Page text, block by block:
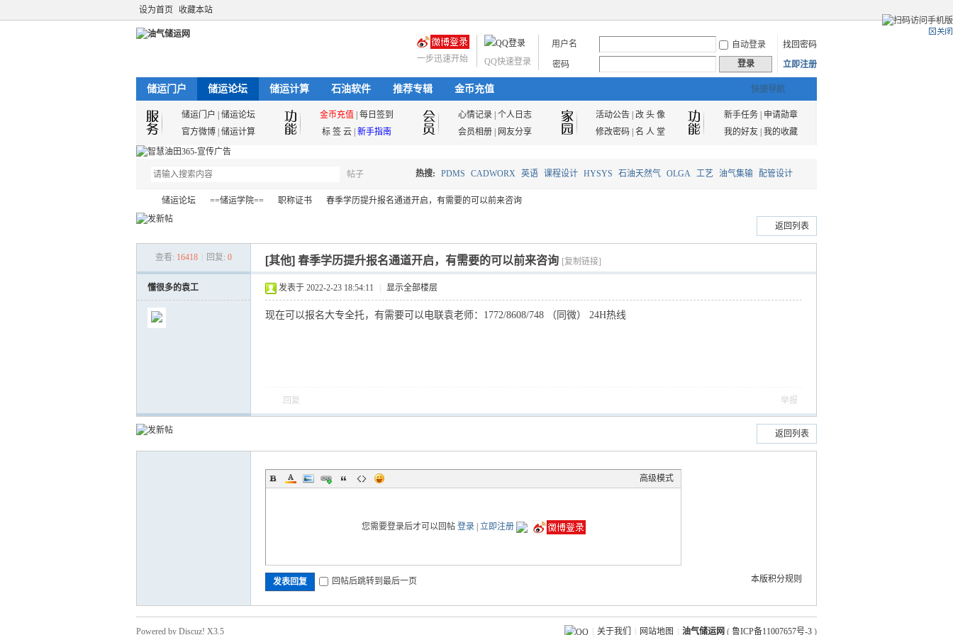
设为首页 收藏本站
用户名 自动登录
找回密码
密码
登录 立即注册
QQ快速登录
一步迅速开始
快捷导航
储运门户 储运论坛 储运计算 石油软件 推荐专辑 金币充值
储运门户 储运论坛 金币充值 每日签到 心情记录 个人日志 活动公告| 改 头 像 新手任务|
申请勋章
官方微博 储运计算 标 签 云 新手指南 会员相册 网友分享 修改密码| 名 人 堂 我的好友| 我的收藏
帖子
搜
索
热搜: PDMS CADWORX 英语 课程设计 HYSYS 石油天然气 OLGA 工艺 油气集输 配管设计
油气储运
储运论坛
›
==储运学院== 职称证书
›
春季学历提升报名通道开启，有需要的可以前来咨询
返回列表
查看: 16418 回复: 0 [其他] 春季学历提升报名通道开启，有需要的可以前来咨询 [复制链接]
懂很多的袁工 发表于 2022-2-23 18:54:11 显示全部楼层
现在可以报名大专全托，有需要可以电联袁老师：1772/8608/748 （同微） 24H热线
回复 举报
返回列表
高级模式
您需要登录后才可以回帖 登录| 立即注册
本版积分规则
发表回复 回帖后跳转到最后一页
关于我们 网站地图 油气储运网 ( 鲁ICP备11007657号-3 )
Powered by Discuz! X3.5